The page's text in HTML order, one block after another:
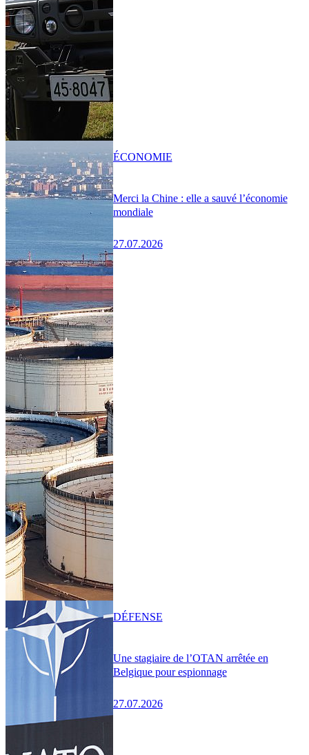
Merci la Chine : elle a sauvé l’économie
mondiale
27.07.2026
ÉCONOMIE
Une stagiaire de l’OTAN arrêtée en
Belgique pour espionnage
27.07.2026
DÉFENSE